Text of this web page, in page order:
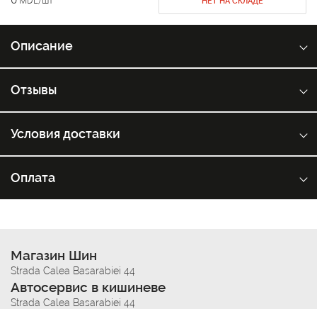
Описание
Отзывы
Условия доставки
Оплата
Магазин Шин
Strada Calea Basarabiei 44
Автосервис в кишиневе
Strada Calea Basarabiei 44